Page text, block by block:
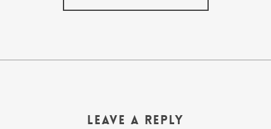
Leave a Reply